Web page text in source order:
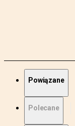
Powiązane
Polecane